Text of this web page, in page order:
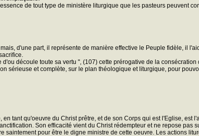
de tout type de ministère liturgique que les pasteurs peuvent
d'une part, il représente de manière effective le Peuple fidèle, il
découle toute sa vertu ", (107) cette prérogative de la
sérieuse et complète, sur le plan théologique et liturgique, pour
tant qu'oeuvre du Christ prêtre, et de son Corps qui est l'Eglise,
Son efficacité vient du Christ rédempteur et ne repose
pour être le digne ministre de cette oeuvre. Les actions